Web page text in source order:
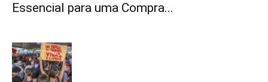
Essencial para uma Compra...